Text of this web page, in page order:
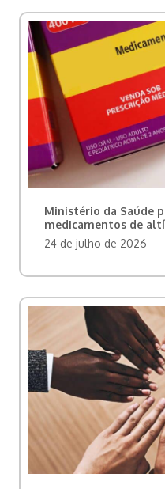
Ministério da Saúde
medicamentos de
24 de julho de 2026